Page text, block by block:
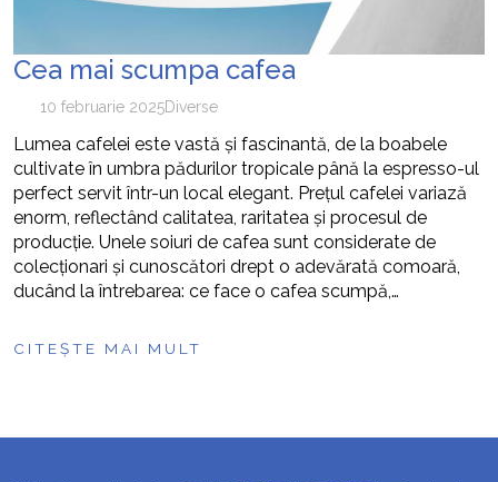
Cea mai scumpa cafea
10 februarie 2025Diverse
Lumea cafelei este vastă și fascinantă, de la boabele
cultivate în umbra pădurilor tropicale până la espresso-ul
perfect servit într-un local elegant. Prețul cafelei variază
enorm, reflectând calitatea, raritatea și procesul de
producție. Unele soiuri de cafea sunt considerate de
colecționari și cunoscători drept o adevărată comoară,
ducând la întrebarea: ce face o cafea scumpă,…
CITEȘTE MAI MULT